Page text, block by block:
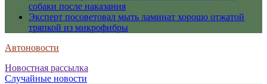
собаки после наказания
Эксперт посоветовал мыть ламинат хорошо отжатой
тряпкой из микрофибры
Автоновости
Новостная рассылка
Случайные новости